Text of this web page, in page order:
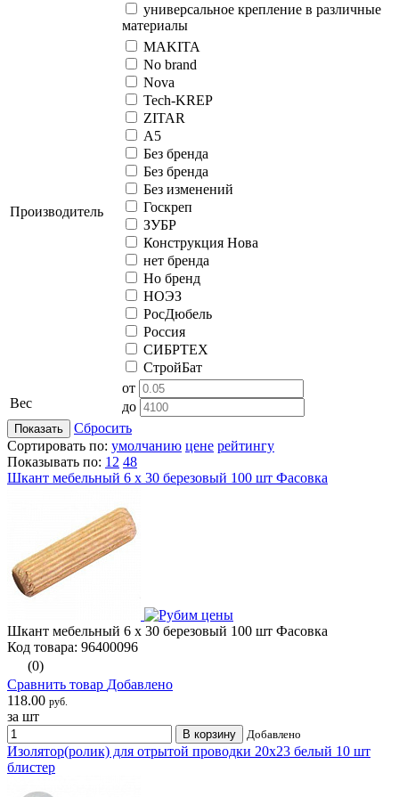
универсальное крепление в различные
материалы
Производитель
MAKITA
No brand
Nova
Tech-KREP
ZITAR
А5
Без бренда
Без бренда
Без изменений
Госкреп
ЗУБР
Конструкция Нова
нет бренда
Но бренд
НОЭЗ
РосДюбель
Россия
СИБРТЕХ
СтройБат
Вес
от
до
Показать
Сбросить
Сортировать по: умолчанию цене рейтингу
Показывать по: 12 48
Шкант мебельный 6 х 30 березовый 100 шт Фасовка
Шкант мебельный 6 х 30 березовый 100 шт Фасовка
Код товара: 96400096
(0)
Сравнить товар Добавлено
118.00 руб.
за шт
В корзину Добавлено
Изолятор(ролик) для отрытой проводки 20х23 белый 10 шт
блистер